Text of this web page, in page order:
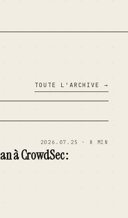
TOUTE L'ARCHIVE →
2026.07.25 · 8 MIN
à CrowdSec :